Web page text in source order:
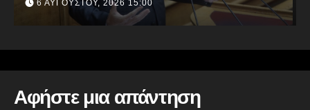
πιο ανταγωνιστική, εξωστρεφή και
ανθεκτική ελληνική οικονομία
6 ΑΥΓΟΎΣΤΟΥ, 2026 14:00
Αφήστε μια απάντηση